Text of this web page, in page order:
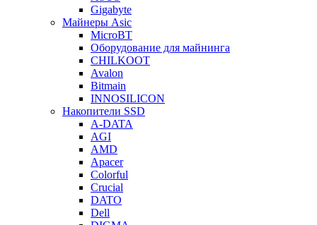
Gigabyte
Майнеры Asic
MicroBT
Оборудование для майнинга
CHILKOOT
Avalon
Bitmain
INNOSILICON
Накопители SSD
A-DATA
AGI
AMD
Apacer
Colorful
Crucial
DATO
Dell